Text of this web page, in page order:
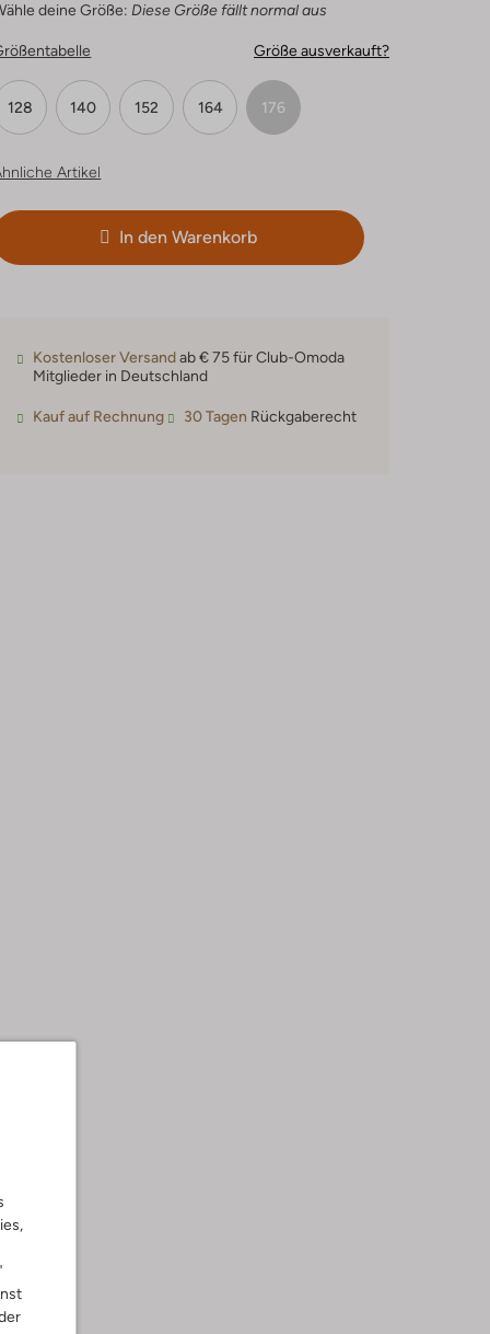
deine Größe: Diese Größe fällt normal aus
Größe ausverkauft?
128 140 152 164 176
Artikel
In den Warenkorb
Kostenloser Versandab € 75 für Club-Omoda
Mitglieder in Deutschland
Kauf auf Rechnung 30 Tagen Rückgaberecht